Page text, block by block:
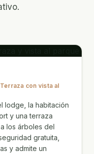
con vista al
lodge, la habitación
y una terraza
los árboles del
gratuita,
y admite un